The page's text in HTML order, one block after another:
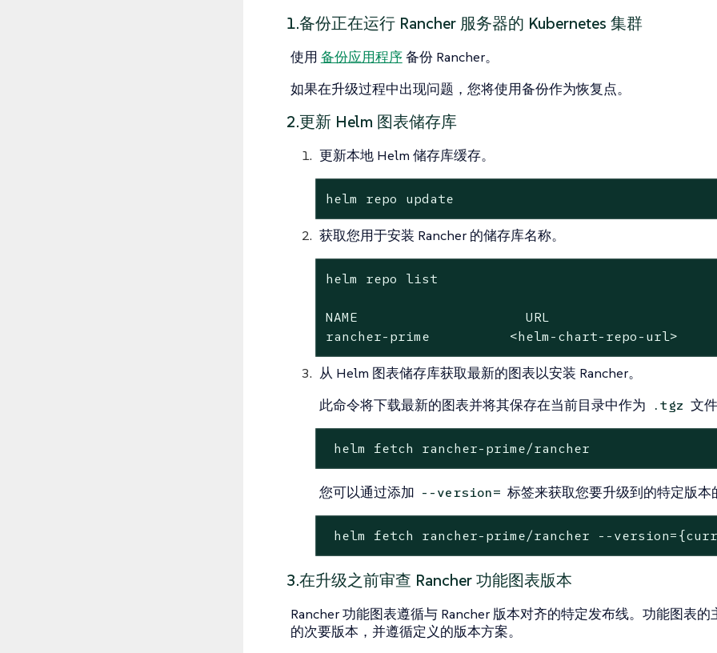
1.备份正在运行 Rancher 服务器的 Kubernetes 集群
使用 备份应用程序备份 Rancher。
如果在升级过程中出现问题，您将使用备份作为恢复点。
2.更新 Helm 图表储存库
更新本地 Helm 储存库缓存。
helm repo update
获取您用于安装 Rancher 的储存库名称。
helm repo list
NAME                     URL
rancher-prime          <helm-chart-repo-url>
从 Helm 图表储存库获取最新的图表以安装 Rancher。
此命令将下载最新的图表并将其保存在当前目录中作为
.tgz 文
helm fetch rancher-prime/rancher
您可以通过添加 --version= 标签来获取您要升级到的特定版本
helm fetch rancher-prime/rancher --
3.在升级之前审查 Rancher 功能图表版本
Rancher 功能图表遵循与 Rancher 版本对齐的特定发布线。功能图表的
的次要版本，并遵循定义的版本方案。